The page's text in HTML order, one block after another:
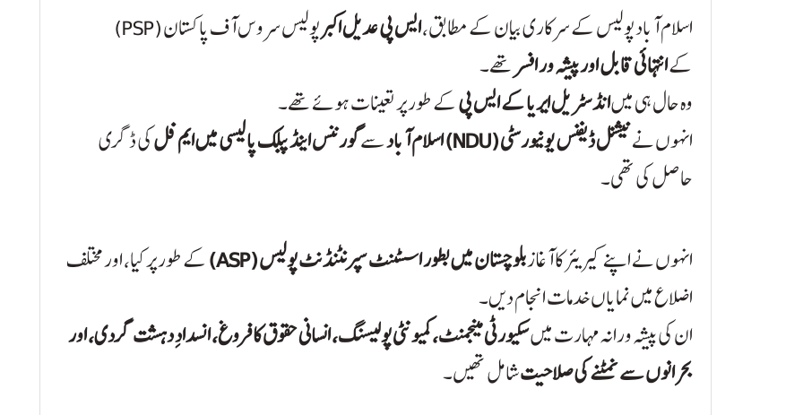
اسلام آباد پولیس کے سرکاری بیان کے مطابق،ایس پی عدیل اکبر
پولیس سروس آف پاکستان (PSP)
کےانتہائی قابل اور پیشہ ور افسرتھے۔
وہ حال ہی میںانڈسٹریل ایریا کے ایس پیکے طور پر تعینات ہوئے تھے۔
انہوں نےنیشنل ڈیفنس یونیورسٹی (NDU) اسلام آباد سےگورننس اینڈ پبلک پالیسی میں ایم فلکی ڈگری
حاصل کی تھی۔
انہوں نے اپنے کیریئر کا آغازبلوچستان میں بطور اسسٹنٹ سپرنٹنڈنٹ پولیس (ASP)
کے طور پر کیا، اور مختلف
اضلاع میں نمایاں خدمات انجام دیں۔
ان کی پیشہ ورانہ مہارت میںسکیورٹی مینجمنٹ، کمیونٹی پولیسنگ، انسانی حقوق کا فروغ، انسدادِ دہشت گردی، اور
بحرانوں سے نمٹنے کی صلاحیتشامل تھیں۔